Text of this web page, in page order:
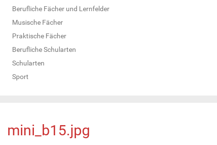
Berufliche Fächer und Lernfelder
Musische Fächer
Praktische Fächer
Berufliche Schularten
Schularten
Sport
mini_b15.jpg